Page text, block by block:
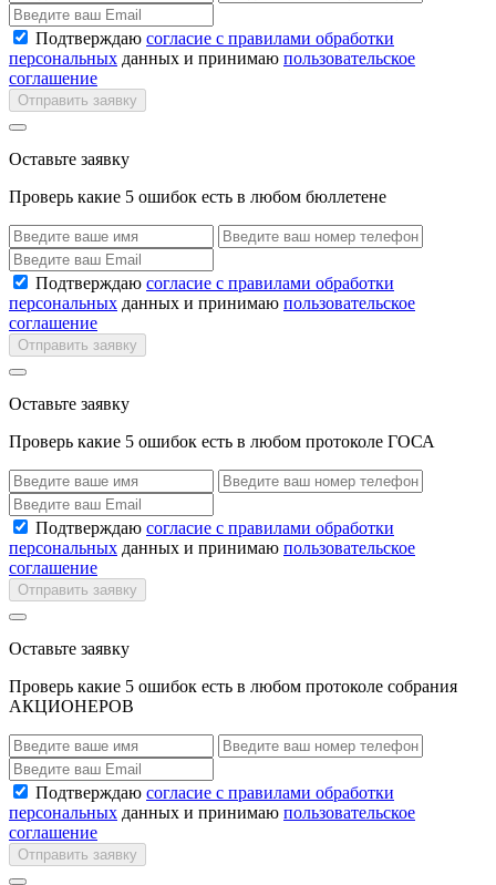
Подтверждаю согласие с правилами обработки
персональных данных и принимаю пользовательское
соглашение
Отправить заявку
Оставьте заявку
Проверь какие 5 ошибок есть в любом бюллетене
Подтверждаю согласие с правилами обработки
персональных данных и принимаю пользовательское
соглашение
Отправить заявку
Оставьте заявку
Проверь какие 5 ошибок есть в любом протоколе ГОСА
Подтверждаю согласие с правилами обработки
персональных данных и принимаю пользовательское
соглашение
Отправить заявку
Оставьте заявку
Проверь какие 5 ошибок есть в любом протоколе собрания
АКЦИОНЕРОВ
Подтверждаю согласие с правилами обработки
персональных данных и принимаю пользовательское
соглашение
Отправить заявку